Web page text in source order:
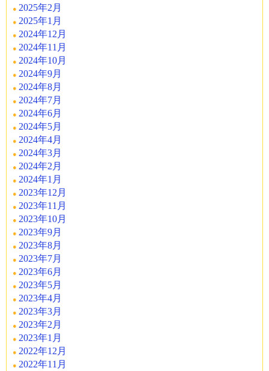
2025年2月
2025年1月
2024年12月
2024年11月
2024年10月
2024年9月
2024年8月
2024年7月
2024年6月
2024年5月
2024年4月
2024年3月
2024年2月
2024年1月
2023年12月
2023年11月
2023年10月
2023年9月
2023年8月
2023年7月
2023年6月
2023年5月
2023年4月
2023年3月
2023年2月
2023年1月
2022年12月
2022年11月